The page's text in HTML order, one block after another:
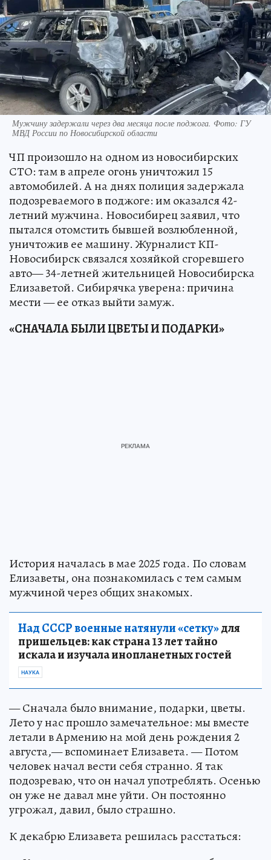
Мужчину задержали через два месяца после поджога. Фото: ГУ
МВД России по Новосибирской области
ЧП произошло на одном из новосибирских
СТО: там в апреле огонь уничтожил 15
автомобилей. А на днях полиция задержала
подозреваемого в поджоге: им оказался 42-
летний мужчина. Новосибирец заявил, что
пытался отомстить бывшей возлюбленной,
уничтожив ее машину. Журналист КП-
Новосибирск связался хозяйкой сгоревшего
авто— 34-летней жительницей Новосибирска
Елизаветой. Сибирячка уверена: причина
мести — ее отказ выйти замуж.
«СНАЧАЛА БЫЛИ ЦВЕТЫ И ПОДАРКИ»
История началась в мае 2025 года. По словам
Елизаветы, она познакомилась с тем самым
мужчиной через общих знакомых.
Над СССР военные натянули «сетку»для
пришельцев: как страна 13 лет тайно
искала и изучала инопланетных гостей
НАУКА
— Сначала было внимание, подарки, цветы.
Лето у нас прошло замечательное: мы вместе
летали в Армению на мой день рождения 2
августа,— вспоминает Елизавета. — Потом
человек начал вести себя странно. Я так
подозреваю, что он начал употреблять. Осенью
он уже не давал мне уйти. Он постоянно
угрожал, давил, было страшно.
К декабрю Елизавета решилась расстаться: